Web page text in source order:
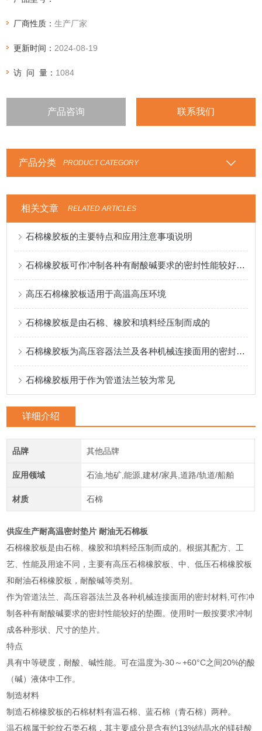
厂商性质：生产厂家
更新时间： 2024-08-19
访 问 量： 1084
产品咨询 联系我们
产品分类 PRODUCT CATEGORY
相关文章 RELATED ARTICLES
石棉橡胶板的主要特点和应用注意事项说明
石棉橡胶板可作冲制各种有耐酸碱要求的密封性能较好的垫圈
高压石棉橡胶板适用于高温高压环境
石棉橡胶板是由石棉、橡胶和填料经压制而成的
石棉橡胶板为高压容器法兰及各种机械连接面用的密封材料的材料
石棉橡胶板用于作为管道法兰较为常见
详细介绍
品牌 其他品牌
应用领域 石油,地矿,能源,建材/家具,道路/轨道/船舶
材质 石棉
供应生产耐高温密封垫片 耐油无石棉板
石棉橡胶板是由石棉、橡胶和填料经压制而成的。根据其配方、工
艺、性能及用途不同，主要有高压石棉橡胶板、中、低压石棉橡胶板
和耐油石棉橡胶板，耐酸碱等类别。
作为管道法兰、高压容器法兰及各种机械连接面用的密封材料,可作冲
制各种有耐酸碱要求的密封性能较好的垫圈。使用时一般按要求冲制
成各种形状、尺寸的垫片。
特点
具有中等硬度，耐酸、碱性能。可在温度为-30～+60°C之间20%的酸
（碱）液体中工作。
制造材料
制造石棉橡胶板的石棉材料有温石棉、蓝石棉（青石棉）两种。
温石棉属于蛇纹石类石棉，其主要成分是含有约13%结晶水的镁硅酸